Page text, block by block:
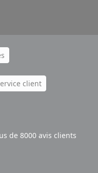
client
de 8000 avis clients